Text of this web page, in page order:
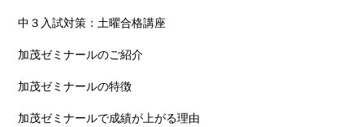
中３入試対策：土曜合格講座
加茂ゼミナールのご紹介
加茂ゼミナールの特徴
加茂ゼミナールで成績が上がる理由